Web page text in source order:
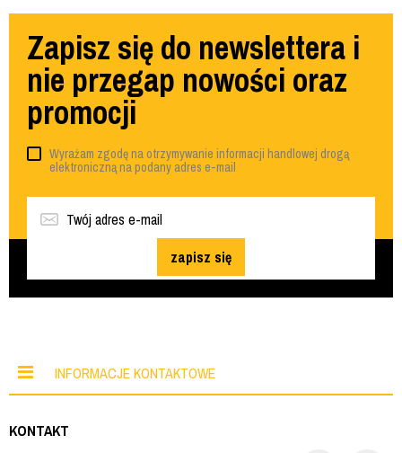
Zapisz się do newslettera i
nie przegap nowości oraz
promocji
Wyrażam zgodę na otrzymywanie informacji handlowej drogą
elektroniczną na podany adres e-mail
zapisz się
INFORMACJE KONTAKTOWE
KONTAKT